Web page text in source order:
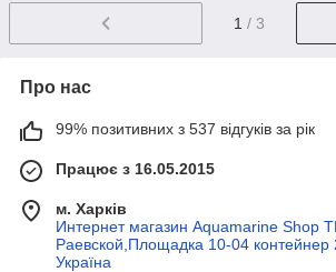
1 / 3
Про нас
99% позитивних з 537 відгуків за рік
Працює з 16.05.2015
м. Харків
Интернет магазин Aquamarine Shop
Раевской,Площадка 10-04 контейнер
Україна